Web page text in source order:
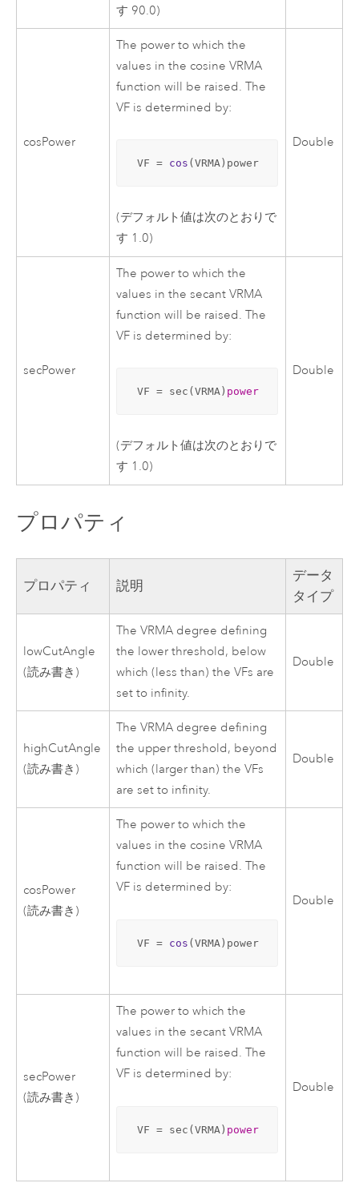
す 90.0)
cosPower
The power to which the
values in the cosine VRMA
function will be raised. The
VF is determined by:
VF = cos (VRMA)power
(デフォルト値は次のとおりで
す 1.0)
Double
secPower
The power to which the
values in the secant VRMA
function will be raised. The
VF is determined by:
VF = sec(VRMA) power
(デフォルト値は次のとおりで
す 1.0)
Double
プロパティ
プロパティ 説明
データ
タイプ
lowCutAngle
(読み書き)
The VRMA degree defining
the lower threshold, below
which (less than) the VFs are
set to infinity.
Double
highCutAngle
(読み書き)
The VRMA degree defining
the upper threshold, beyond
which (larger than) the VFs
are set to infinity.
Double
cosPower
(読み書き)
The power to which the
values in the cosine VRMA
function will be raised. The
VF is determined by:
VF = cos (VRMA)power
Double
secPower
(読み書き)
The power to which the
values in the secant VRMA
function will be raised. The
VF is determined by:
VF = sec(VRMA) power
Double